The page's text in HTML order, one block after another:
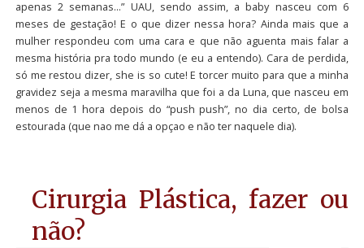
apenas 2 semanas…” UAU, sendo assim, a baby nasceu com 6
meses de gestação! E o que dizer nessa hora? Ainda mais que a
mulher respondeu com uma cara e que não aguenta mais falar a
mesma história pra todo mundo (e eu a entendo). Cara de perdida,
só me restou dizer, she is so cute! E torcer muito para que a minha
gravidez seja a mesma maravilha que foi a da Luna, que nasceu em
menos de 1 hora depois do “push push”, no dia certo, de bolsa
estourada (que nao me dá a opçao e não ter naquele dia).
Cirurgia Plástica, fazer ou
não?